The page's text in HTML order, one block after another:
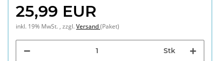
25,99 EUR
inkl. 19% MwSt. , zzgl.Versand(Paket)
Stk